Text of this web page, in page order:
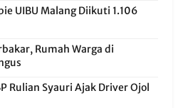
UIBU Malang Diikuti 1.106
Rumah Warga di
Rulian Syauri Ajak Driver Ojol